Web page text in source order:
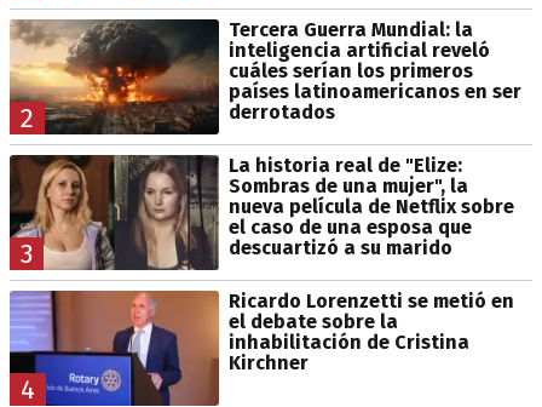
2
Tercera Guerra Mundial: la
inteligencia artificial reveló
cuáles serían los primeros
países latinoamericanos en ser
derrotados
3
La historia real de "Elize:
Sombras de una mujer", la
nueva película de Netflix sobre
el caso de una esposa que
descuartizó a su marido
4
Ricardo Lorenzetti se metió en
el debate sobre la
inhabilitación de Cristina
Kirchner